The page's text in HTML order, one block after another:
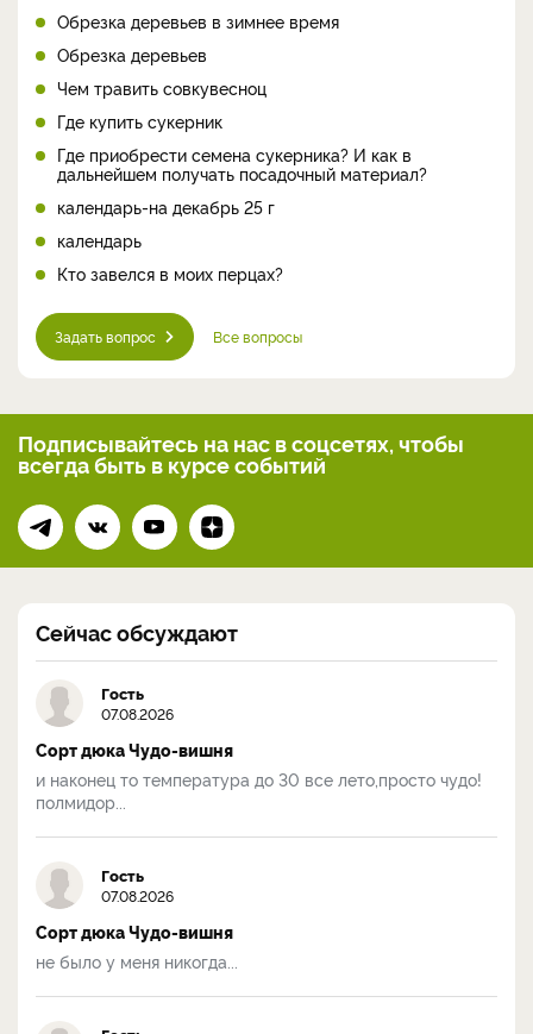
Обрезка деревьев в зимнее время
Обрезка деревьев
Чем травить совкувесноц
Где купить сукерник
Где приобрести семена сукерника? И как в
дальнейшем получать посадочный материал?
календарь-на декабрь 25 г
календарь
Кто завелся в моих перцах?
Задать вопрос Все вопросы
Подписывайтесь на нас в соцсетях, чтобы
всегдабыть в курсе событий
Сейчас обсуждают
Гость
07.08.2026
Сорт дюка Чудо-вишня
и наконец то температура до 30 все лето,просто чудо!
полмидор...
Гость
07.08.2026
Сорт дюка Чудо-вишня
не было у меня никогда...